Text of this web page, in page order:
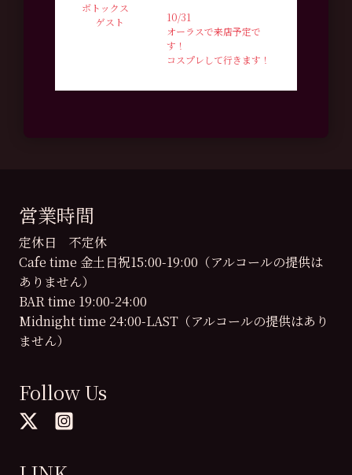
ボトックス
ゲスト
10/31
オーラスで来店予定で
す！
コスプレして行きます！
営業時間
定休日 不定休
Cafe time 金土日祝15:00-19:00（アルコールの提供は
ありません）
BAR time 19:00-24:00
Midnight time 24:00-LAST（アルコールの提供はあり
ません）
Follow Us